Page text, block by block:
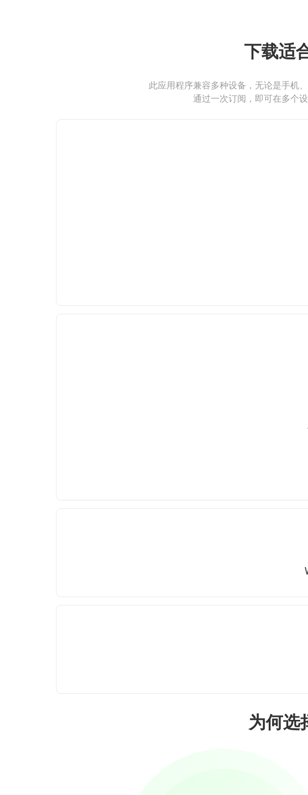
为何选
下载适
此应用程序兼容多种设备，无论是手机
通过一次订阅，即可在多个